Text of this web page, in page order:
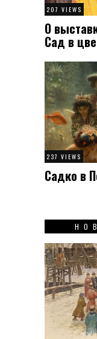
207 VIEWS
О
Сад в
237 VIEWS
Садко в